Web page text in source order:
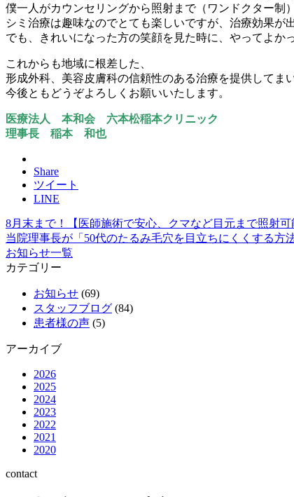
僕一人がカウンセリングから照射まで（ワンドクター制
シミ治療は趣味なのでとても楽しいですが、治療効果が
でも、きれいになった方の笑顔を見た時に、やってよか
これからも地域に根差した、
形成外科、美容皮膚科の信頼性のある治療を提供してま
今後ともどうぞよろしくお願いいたします。
医療法人 本和会 六本松稲本クリニック
理事長 稲本 和也
Share
ツイート
LINE
8月末まで！【医師施術で安心、クマなど目元まで照射
当院理事長が「50代のたるみ毛穴を目立ちにくくする方
お知らせ一覧
カテゴリー
お知らせ (69)
スタッフブログ (84)
患者様の声 (5)
アーカイブ
2026
2025
2024
2023
2022
2021
2020
contact